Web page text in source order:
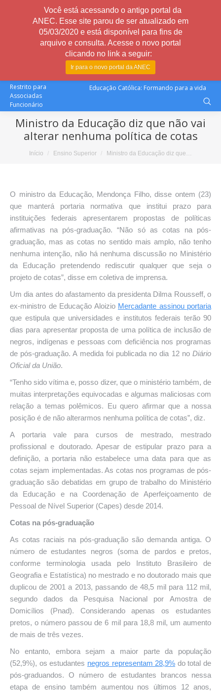
Restrito para
Associadas
Funcionário
Educação Católica: Formando para a vida
Ministro da Educação diz que não vai
alterar nenhuma política de cotas
Você está aqui:
Início Ensino Superior Ministro da Educação diz que…
O ministro da Educação, Mendonça Filho, disse ontem (23)
que manterá portaria normativa que institui prazo para
instituições federais apresentarem propostas de políticas
afirmativas na pós-graduação. “Não só as cotas na pós-
graduação, mas as cotas no sentido mais amplo, não tenho
nenhuma intenção, não há nenhuma discussão no Ministério
da Educação pretendendo rediscutir qualquer que seja o
projeto de cotas”, disse em coletiva de imprensa.
Um dia antes do afastamento da presidenta Dilma Rousseff, o
ex-ministro de Educação Aloizio Mercadante assinou portaria
que estipula que universidades e institutos federais terão 90
dias para apresentar proposta de uma política de inclusão de
negros, indígenas e pessoas com deficiência nos programas
de pós-graduação. A medida foi publicada no dia 12 no Diário
Oficial da União.
“Tenho sido vítima e, posso dizer, que o ministério também, de
muitas interpretações equivocadas e algumas maliciosas com
relação a temas polêmicos. Eu quero afirmar que a nossa
posição é de não alterarmos nenhuma política de cotas”, diz.
A portaria vale para cursos de mestrado, mestrado
profissional e doutorado. Apesar de estipular prazo para a
definição, a portaria não estabelece uma data para que as
cotas sejam implementadas. As cotas nos programas de pós-
graduação são debatidas em grupo de trabalho do Ministério
da Educação e na Coordenação de Aperfeiçoamento de
Pessoal de Nível Superior (Capes) desde 2014.
Cotas na pós-graduação
As cotas raciais na pós-graduação são demanda antiga. O
número de estudantes negros (soma de pardos e pretos,
conforme terminologia usada pelo Instituto Brasileiro de
Geografia e Estatística) no mestrado e no doutorado mais que
duplicou de 2001 a 2013, passando de 48,5 mil para 112 mil,
segundo dados da Pesquisa Nacional por Amostra de
Domicílios (Pnad). Considerando apenas os estudantes
pretos, o número passou de 6 mil para 18,8 mil, um aumento
de mais de três vezes.
No entanto, embora sejam a maior parte da população
(52,9%), os estudantes negros representam 28,9% do total de
pós-graduandos. O número de estudantes brancos nessa
etapa de ensino também aumentou nos últimos 12 anos,
Você está acessando o antigo portal da
ANEC. Esse site parou de ser atualizado em
05/03/2020 e está disponível para fins de
arquivo e consulta. Acesse o novo portal
clicando no link a seguir:
Ir para o novo portal da ANEC